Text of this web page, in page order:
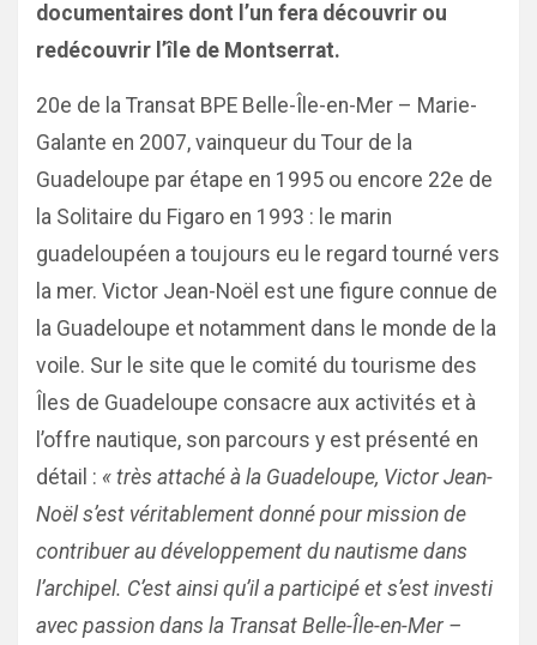
documentaires dont l’un fera découvrir ou
redécouvrir l’île de Montserrat.
20e de la Transat BPE Belle-Île-en-Mer – Marie-
Galante en 2007, vainqueur du Tour de la
Guadeloupe par étape en 1995 ou encore 22e de
la Solitaire du Figaro en 1993 : le marin
guadeloupéen a toujours eu le regard tourné vers
la mer. Victor Jean-Noël est une figure connue de
la Guadeloupe et notamment dans le monde de la
voile. Sur le site que le comité du tourisme des
Îles de Guadeloupe consacre aux activités et à
l’offre nautique, son parcours y est présenté en
détail : « très attaché à la Guadeloupe, Victor Jean-
Noël s’est véritablement donné pour mission de
contribuer au développement du nautisme dans
l’archipel. C’est ainsi qu’il a participé et s’est investi
avec passion dans la Transat Belle-Île-en-Mer –